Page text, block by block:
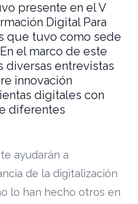
presente en el V
Digital Para
que tuvo como sede
el marco de este
diversas entrevistas
innovación
digitales con
diferentes
ayudarán a
de la digitalización
lo han hecho otros en